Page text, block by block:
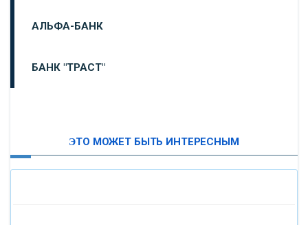
АЛЬФА-БАНК
БАНК "ТРАСТ"
ЭТО МОЖЕТ БЫТЬ ИНТЕРЕСНЫМ